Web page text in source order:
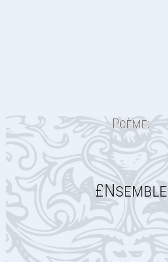
Poème:
£Nsemble